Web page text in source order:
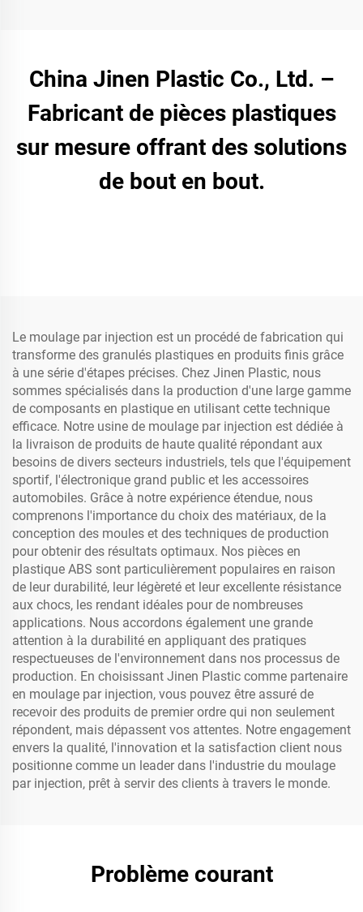
China Jinen Plastic Co., Ltd. –
Fabricant de pièces plastiques
sur mesure offrant des solutions
de bout en bout.
Le moulage par injection est un procédé de fabrication qui
transforme des granulés plastiques en produits finis grâce
à une série d'étapes précises. Chez Jinen Plastic, nous
sommes spécialisés dans la production d'une large gamme
de composants en plastique en utilisant cette technique
efficace. Notre usine de moulage par injection est dédiée à
la livraison de produits de haute qualité répondant aux
besoins de divers secteurs industriels, tels que l'équipement
sportif, l'électronique grand public et les accessoires
automobiles. Grâce à notre expérience étendue, nous
comprenons l'importance du choix des matériaux, de la
conception des moules et des techniques de production
pour obtenir des résultats optimaux. Nos pièces en
plastique ABS sont particulièrement populaires en raison
de leur durabilité, leur légèreté et leur excellente résistance
aux chocs, les rendant idéales pour de nombreuses
applications. Nous accordons également une grande
attention à la durabilité en appliquant des pratiques
respectueuses de l'environnement dans nos processus de
production. En choisissant Jinen Plastic comme partenaire
en moulage par injection, vous pouvez être assuré de
recevoir des produits de premier ordre qui non seulement
répondent, mais dépassent vos attentes. Notre engagement
envers la qualité, l'innovation et la satisfaction client nous
positionne comme un leader dans l'industrie du moulage
par injection, prêt à servir des clients à travers le monde.
Problème courant